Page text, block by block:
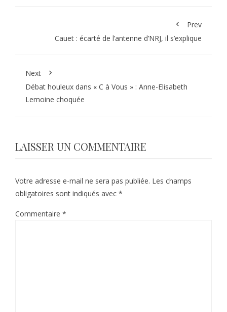
Prev
Cauet : écarté de l’antenne d’NRJ, il s’explique
Next
Débat houleux dans « C à Vous » : Anne-Elisabeth
Lemoine choquée
LAISSER UN COMMENTAIRE
Votre adresse e-mail ne sera pas publiée. Les champs
obligatoires sont indiqués avec *
Commentaire *